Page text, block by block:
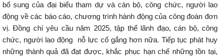
bổ sung của đại biểu tham dự và cán bộ, công chức, người lao
động về các báo cáo, chương trình hành động của công đoàn đơn
vị. Đồng chí yêu cầu năm 2025, tập thể lãnh đạo, cán bộ, công
chức, người lao động nỗ lực cố gắng hơn nữa. Tiếp tục phát huy
những thành quả đã đạt được, khắc phục hạn chế những tồn tại,